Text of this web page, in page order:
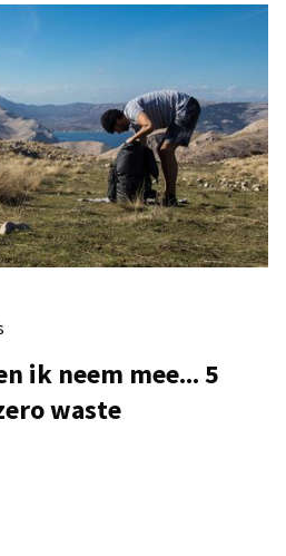
ik neem mee... 5
waste